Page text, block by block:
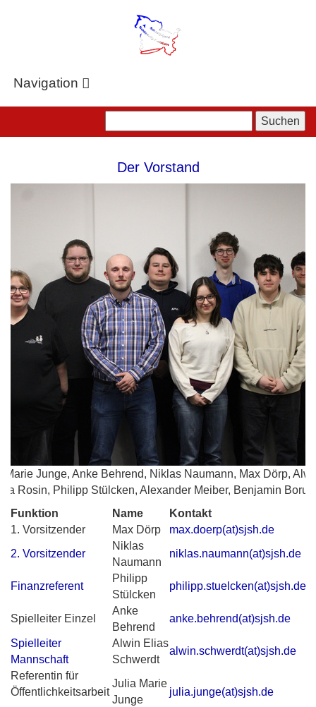
Navigation
Der Vorstand
Marie Junge, Anke Behrend, Niklas Naumann, Max Dörp,
Rosin, Philipp Stülcken, Alexander Meiber, Benjamin
Funktion
Name
Kontakt
1. Vorsitzender
Max Dörp
max.doerp(at)sjsh.de
2. Vorsitzender
Niklas
Naumann
niklas.naumann(at)sjsh.de
Finanzreferent
Philipp
Stülcken
philipp.stuelcken(at)sjsh.de
Spielleiter Einzel
Anke
Behrend
anke.behrend(at)sjsh.de
Spielleiter
Mannschaft
Alwin Elias
Schwerdt
alwin.schwerdt(at)sjsh.de
Referentin für
Öffentlichkeitsarbeit
Julia Marie
Junge
julia.junge(at)sjsh.de